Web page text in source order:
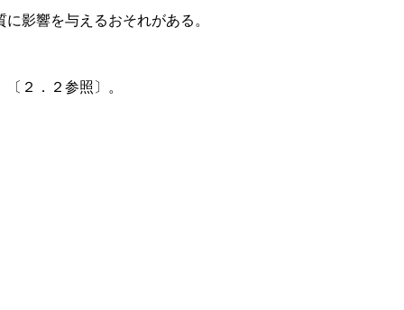
影響を与えるおそれがある。
２．２参照〕。